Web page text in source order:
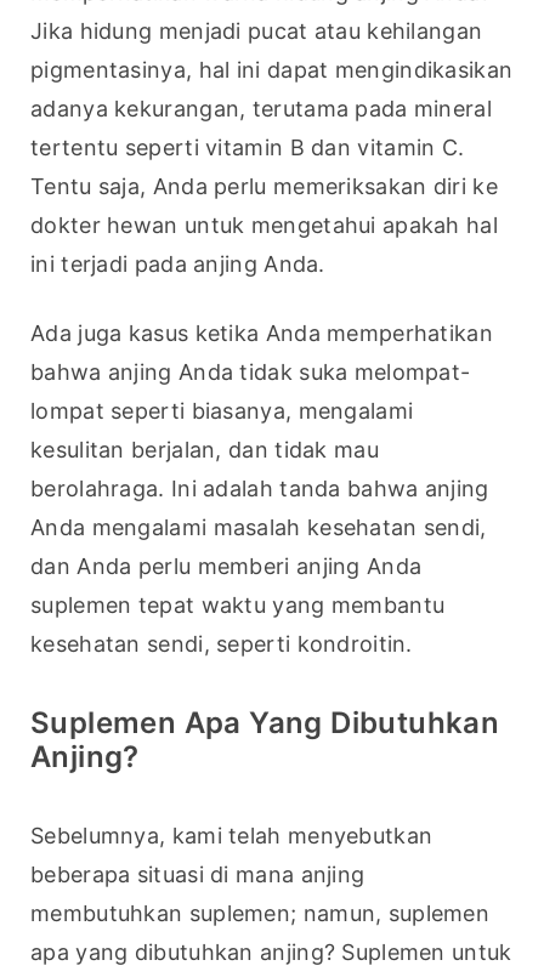
Jika hidung menjadi pucat atau kehilangan
pigmentasinya, hal ini dapat mengindikasikan
adanya kekurangan, terutama pada mineral
tertentu seperti vitamin B dan vitamin C.
Tentu saja, Anda perlu memeriksakan diri ke
dokter hewan untuk mengetahui apakah hal
ini terjadi pada anjing Anda.
Ada juga kasus ketika Anda memperhatikan
bahwa anjing Anda tidak suka melompat-
lompat seperti biasanya, mengalami
kesulitan berjalan, dan tidak mau
berolahraga. Ini adalah tanda bahwa anjing
Anda mengalami masalah kesehatan sendi,
dan Anda perlu memberi anjing Anda
suplemen tepat waktu yang membantu
kesehatan sendi, seperti kondroitin.
Suplemen Apa Yang Dibutuhkan
Anjing?
Sebelumnya, kami telah menyebutkan
beberapa situasi di mana anjing
membutuhkan suplemen; namun, suplemen
apa yang dibutuhkan anjing? Suplemen untuk